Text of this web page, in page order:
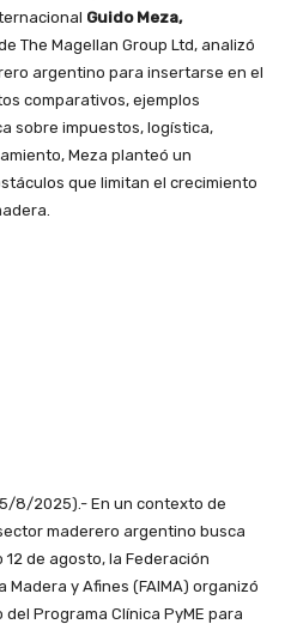
Guido Meza,
The Magellan Group Ltd, analizó
argentino para insertarse en el
comparativos, ejemplos
sobre impuestos, logística,
Meza planteó un
que limitan el crecimiento
8/2025).- En un contexto de
maderero argentino busca
de agosto, la Federación
y Afines (FAIMA) organizó
Programa Clínica PyME para